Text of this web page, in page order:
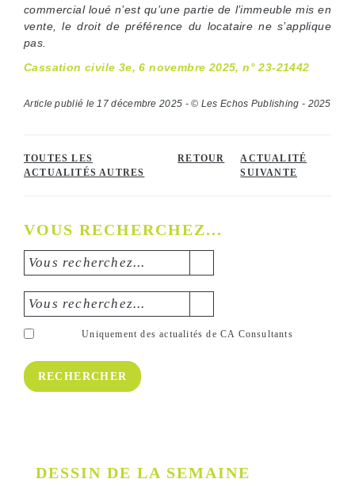
commercial loué n’est qu’une partie de l’immeuble mis en
vente, le droit de préférence du locataire ne s’applique
pas.
Cassation civile 3e, 6 novembre 2025, n° 23-21442
Article publié le 17 décembre 2025 - © Les Echos Publishing - 2025
TOUTES LES
ACTUALITÉS AUTRES
RETOUR
ACTUALITÉ
SUIVANTE
VOUS RECHERCHEZ...
Vous recherchez...
Vous recherchez...
Uniquement des actualités de CA Consultants
DESSIN DE LA SEMAINE